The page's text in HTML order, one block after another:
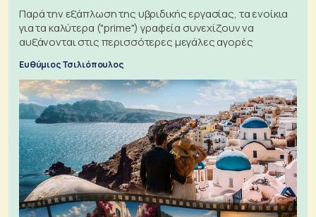
Παρά την εξάπλωση της υβριδικής εργασίας, τα ενοίκια
για τα καλύτερα ("prime") γραφεία συνεχίζουν να
αυξάνονται στις περισσότερες μεγάλες αγορές
Ευθύμιος Τσιλιόπουλος